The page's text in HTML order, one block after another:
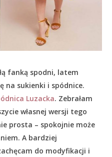
fanką spodni, latem
na sukienki i spódnice.
Luzacka. Zebrałam
własnej wersji tego
prosta – spokojnie może
A bardziej
do modyfikacji i